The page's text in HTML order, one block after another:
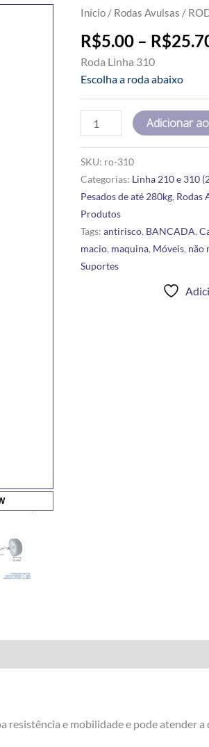
Início / Rodas Avulsas /
R$5.00 – R$
Roda Linha 310
Escolha a roda abaixo
RODAS
310
-
3"
quantidade
Adicionar
SKU: ro-310
Categorias: Linha 210 e 310
Pesados de até 280kg, Rodas
Produtos
Tags:antirisco, BANCADA,
macio, maquina, Móveis, não
Suportes
resistência e mobilidade e pode atender a